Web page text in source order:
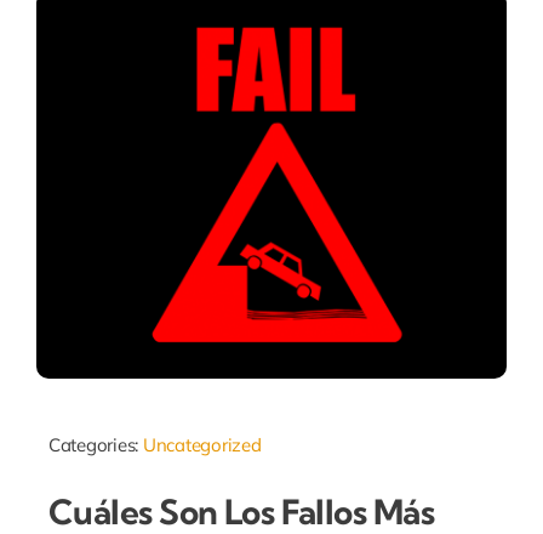
Categories: Uncategorized
Cuáles Son Los Fallos Más